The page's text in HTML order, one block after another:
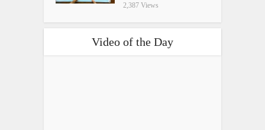
2,387 Views
Video of the Day